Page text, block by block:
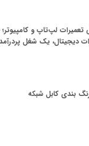
لپ‌تاپ و کامپیوتر؛
دیجیتال، یک شغل
بندی کابل شبکه